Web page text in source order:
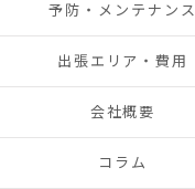
予防・メンテナンス
出張エリア・費用
会社概要
コラム